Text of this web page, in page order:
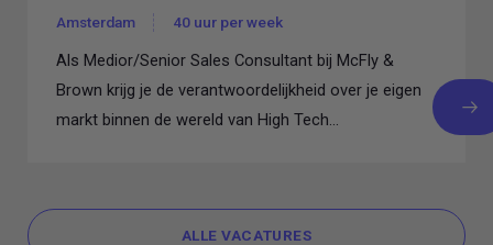
Amsterdam 40 uur per week
Als Medior/Senior Sales Consultant bij McFly &
Brown krijg je de verantwoordelijkheid over je eigen
markt binnen de wereld van High Tech...
ALLE VACATURES